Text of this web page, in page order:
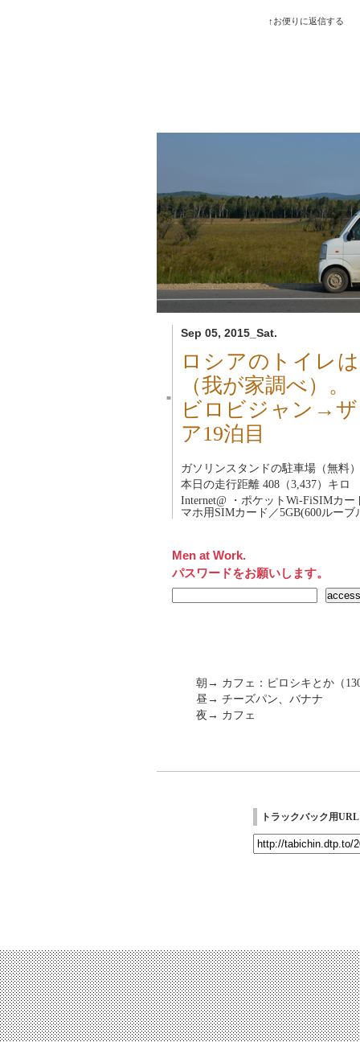
↑お便りに返信する
Sep 05, 2015_Sat.
■
ロシアのトイレ
（我が家調べ）。
ビロビジャン→
ア19泊目
ガソリンスタンドの駐車場（無料）
本日の走行距離 408（3,437）キロ
Internet@ ・ポケットWi-FiSIMカー
マホ用SIMカード／5GB(600ルーブ
Men at Work.
パスワードをお願いします。
朝→ カフェ：ピロシキとか（
昼→ チーズパン、バナナ
夜→ カフェ
トラックバック用URL